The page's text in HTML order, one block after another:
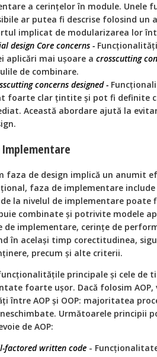
a cerințelor în module. Unele
ar putea fi descrise folosind un
implicat de modularizarea lor
design Core concerns -
aplicări mai ușoare a crosscutting
de combinare.
concerns designed -
foarte clar țintite și pot fi definite
Această abordare ajută la
Implementare
faza de design implică un anumit
faza de implementare
de la nivelul de implementare
combinate și potrivite modele
de implementare, cerințe de
în același timp corectitudinea,
precum și alte criterii.
funcționalitățile principale și cele de
foarte ușor. Dacă folosim
între AOP și OOP: majoritatea
Următoarele principii
de AOP:
factored written code -